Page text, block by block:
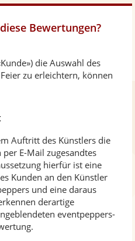
Bewertungen?
die Auswahl des
zu erleichtern, können
Auftritt des Künstlers die
E-Mail zugesandtes
hierfür ist eine
Kunden an den Künstler
und eine daraus
derartige
eventpeppers-